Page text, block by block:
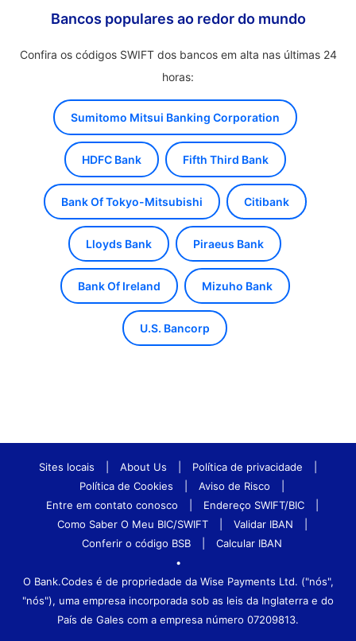
Bancos populares ao redor do mundo
Confira os códigos SWIFT dos bancos em alta nas últimas 24
horas:
Sumitomo Mitsui Banking Corporation
HDFC Bank Fifth Third Bank
Bank Of Tokyo-Mitsubishi Citibank
Lloyds Bank Piraeus Bank
Bank Of Ireland Mizuho Bank
U.S. Bancorp
Sites locais About Us Política de privacidade
Política de Cookies
Aviso de Risco
Entre em contato conosco
Endereço SWIFT/BIC
Como Saber O Meu BIC/SWIFT
Validar IBAN
Conferir o código BSB
Calcular IBAN
•
O Bank.Codes é de propriedade da Wise Payments Ltd. ("nós",
"nós"), uma empresa incorporada sob as leis da Inglaterra e do
País de Gales com a empresa número 07209813.